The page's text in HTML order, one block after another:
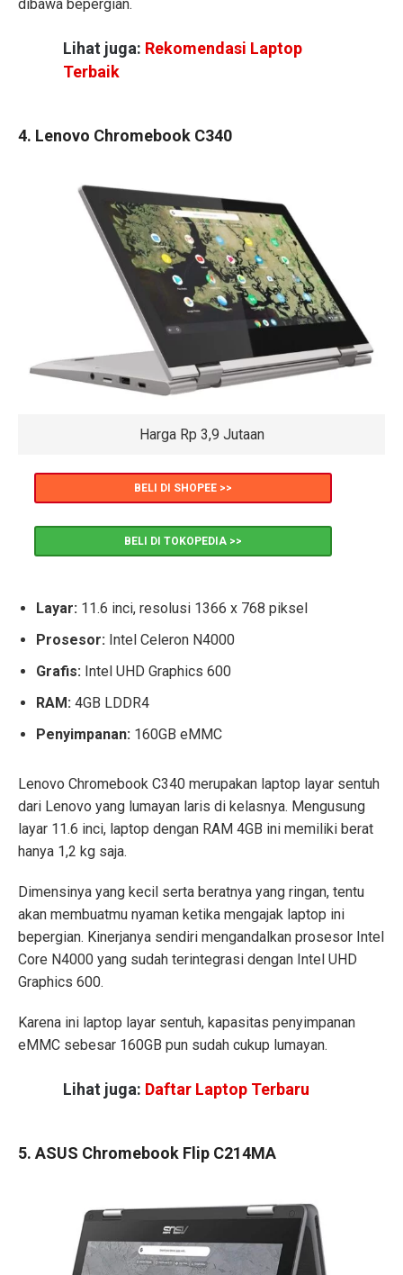
dibawa bepergian.
Lihat juga: Rekomendasi Laptop
Terbaik
4. Lenovo Chromebook C340
Harga Rp 3,9 Jutaan
BELI DI SHOPEE >>
BELI DI TOKOPEDIA >>
Layar: 11.6 inci, resolusi 1366 x 768 piksel
Prosesor: Intel Celeron N4000
Grafis: Intel UHD Graphics 600
RAM: 4GB LDDR4
Penyimpanan: 160GB eMMC
Lenovo Chromebook C340 merupakan laptop layar sentuh
dari Lenovo yang lumayan laris di kelasnya. Mengusung
layar 11.6 inci, laptop dengan RAM 4GB ini memiliki berat
hanya 1,2 kg saja.
Dimensinya yang kecil serta beratnya yang ringan, tentu
akan membuatmu nyaman ketika mengajak laptop ini
bepergian. Kinerjanya sendiri mengandalkan prosesor Intel
Core N4000 yang sudah terintegrasi dengan Intel UHD
Graphics 600.
Karena ini laptop layar sentuh, kapasitas penyimpanan
eMMC sebesar 160GB pun sudah cukup lumayan.
Lihat juga: Daftar Laptop Terbaru
5. ASUS Chromebook Flip C214MA